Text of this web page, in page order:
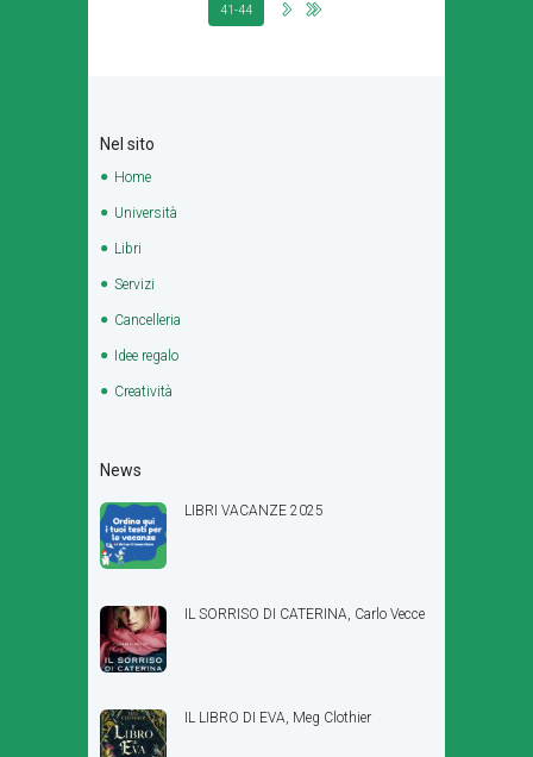
41-44
Nel sito
Home
Università
Libri
Servizi
Cancelleria
Idee regalo
Creatività
News
LIBRI VACANZE 2025
IL SORRISO DI CATERINA, Carlo Vecce
IL LIBRO DI EVA, Meg Clothier